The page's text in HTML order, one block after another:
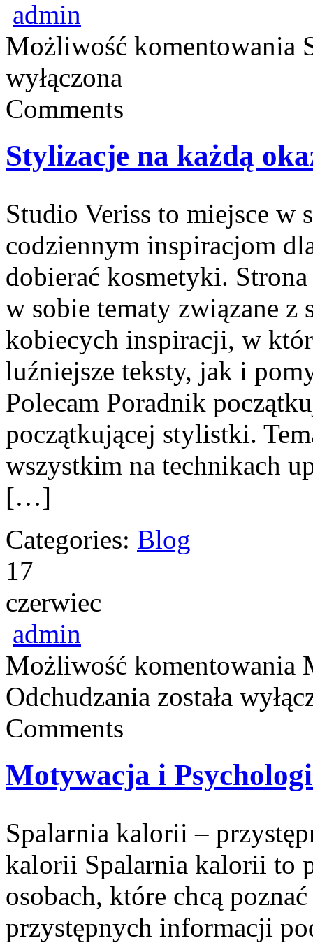
admin
Możliwość komentowania
wyłączona
Comments
Stylizacje na każdą
Studio Veriss to miejsce w
codziennym inspiracjom
dobierać kosmetyki.
w sobie tematy związane z
kobiecych inspiracji, w
luźniejsze teksty, jak i
Polecam Poradnik
początkującej stylistki.
wszystkim na technikach
[…]
Categories: Blog
17
czerwiec
admin
Możliwość komentowania
Odchudzania została
Comments
Motywacja i
Spalarnia kalorii –
kalorii Spalarnia kalorii to
osobach, które chcą
przystępnych informacji